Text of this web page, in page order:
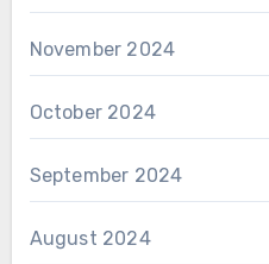
November 2024
October 2024
September 2024
August 2024